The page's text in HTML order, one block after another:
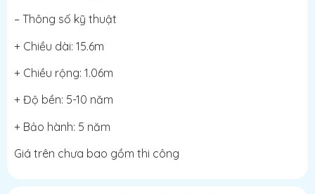
– Thông số kỹ thuật
+ Chiều dài: 15.6m
+ Chiều rộng: 1.06m
+ Độ bền: 5-10 năm
+ Bảo hành: 5 năm
Giá trên chưa bao gồm thi công